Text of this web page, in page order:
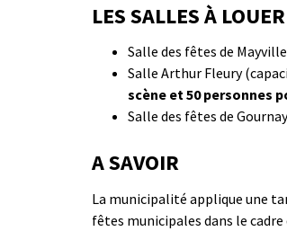
LES SALLES À LOUER
Salle des fêtes de
Salle Arthur Fleury
scène et 50 personnes
Salle des fêtes de
A SAVOIR
La municipalité applique une
fêtes municipales dans le